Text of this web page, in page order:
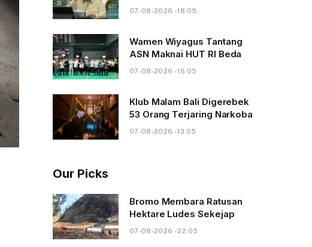
07-08-2026 - 18.05
Wamen Wiyagus Tantang
ASN Maknai HUT RI Beda
07-08-2026 - 16.05
Klub Malam Bali Digerebek
53 Orang Terjaring Narkoba
07-08-2026 - 13.05
Our Picks
Bromo Membara Ratusan
Hektare Ludes Sekejap
07-08-2026 - 22.05